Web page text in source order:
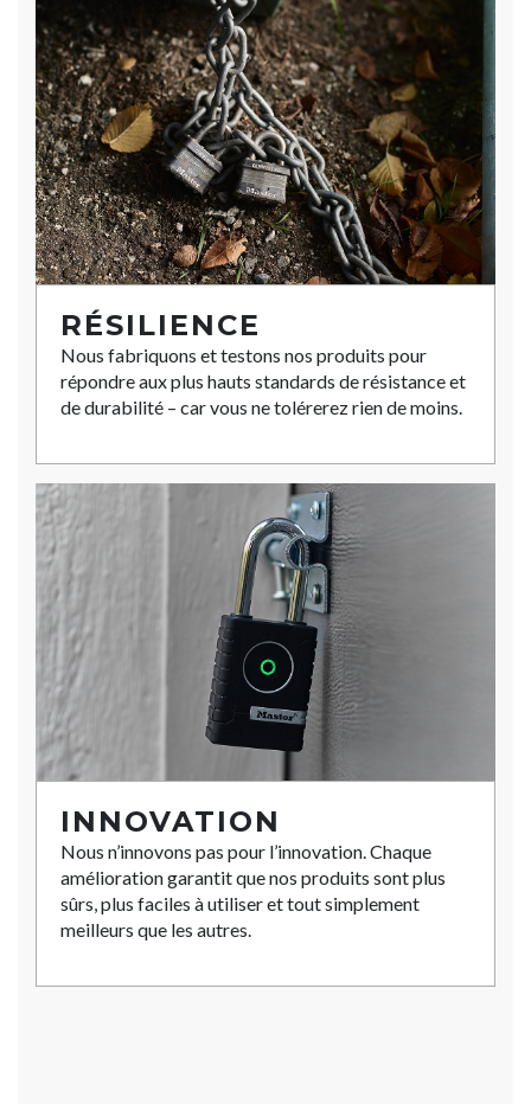
RÉSILIENCE
Nous fabriquons et testons nos produits pour
répondre aux plus hauts standards de résistance et
de durabilité – car vous ne tolérerez rien de moins.
INNOVATION
Nous n’innovons pas pour l’innovation. Chaque
amélioration garantit que nos produits sont plus
sûrs, plus faciles à utiliser et tout simplement
meilleurs que les autres.